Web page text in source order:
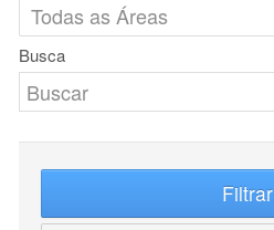
Busca
Filtrar